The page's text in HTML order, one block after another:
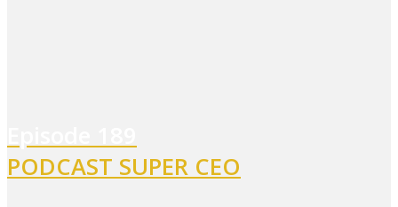
PODCAST SUPER CEO